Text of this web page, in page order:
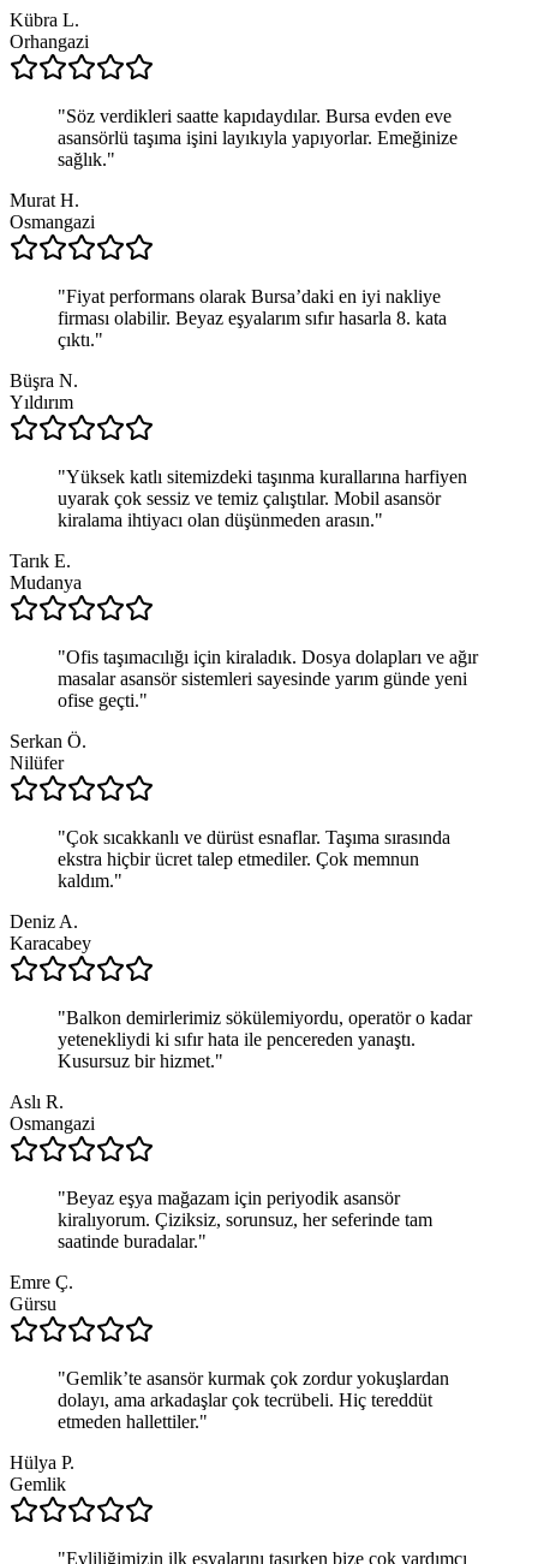
Kübra L.
Orhangazi
"Söz verdikleri saatte kapıdaydılar. Bursa evden eve
asansörlü taşıma işini layıkıyla yapıyorlar. Emeğinize
sağlık."
Murat H.
Osmangazi
"Fiyat performans olarak Bursa’daki en iyi nakliye
firması olabilir. Beyaz eşyalarım sıfır hasarla 8. kata
çıktı."
Büşra N.
Yıldırım
"Yüksek katlı sitemizdeki taşınma kurallarına harfiyen
uyarak çok sessiz ve temiz çalıştılar. Mobil asansör
kiralama ihtiyacı olan düşünmeden arasın."
Tarık E.
Mudanya
"Ofis taşımacılığı için kiraladık. Dosya dolapları ve ağır
masalar asansör sistemleri sayesinde yarım günde yeni
ofise geçti."
Serkan Ö.
Nilüfer
"Çok sıcakkanlı ve dürüst esnaflar. Taşıma sırasında
ekstra hiçbir ücret talep etmediler. Çok memnun
kaldım."
Deniz A.
Karacabey
"Balkon demirlerimiz sökülemiyordu, operatör o kadar
yetenekliydi ki sıfır hata ile pencereden yanaştı.
Kusursuz bir hizmet."
Aslı R.
Osmangazi
"Beyaz eşya mağazam için periyodik asansör
kiralıyorum. Çiziksiz, sorunsuz, her seferinde tam
saatinde buradalar."
Emre Ç.
Gürsu
"Gemlik’te asansör kurmak çok zordur yokuşlardan
dolayı, ama arkadaşlar çok tecrübeli. Hiç tereddüt
etmeden hallettiler."
Hülya P.
Gemlik
"Evliliğimizin ilk eşyalarını taşırken bize çok yardımcı